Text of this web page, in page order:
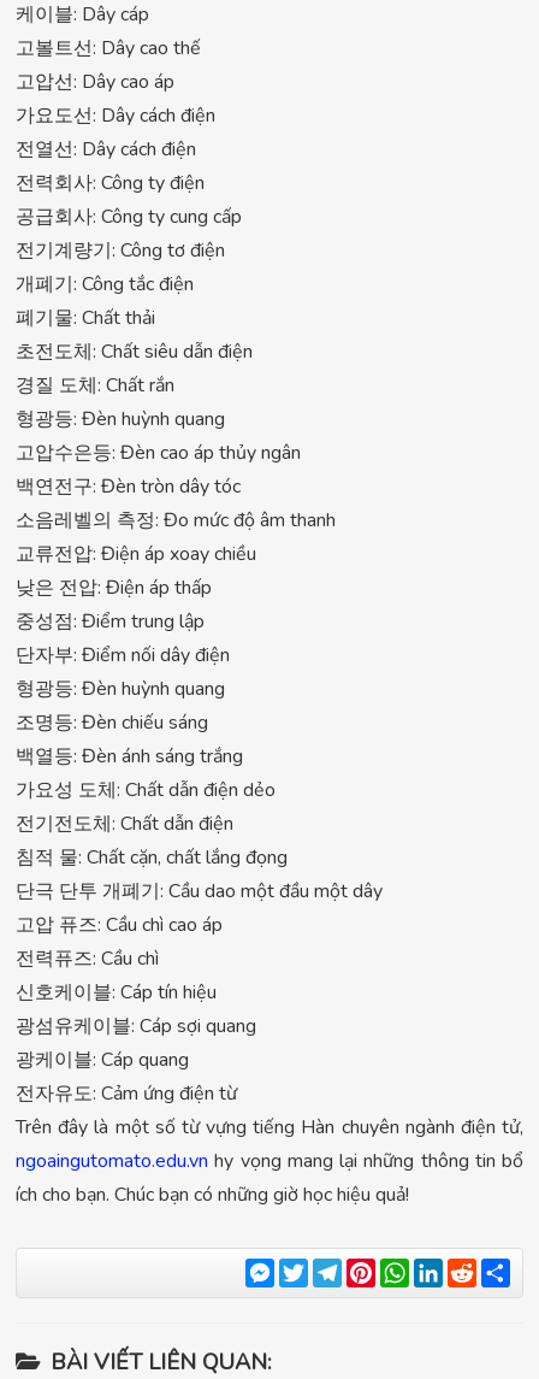
케이블: Dây cáp
고볼트선: Dây cao thế
고압선: Dây cao áp
가요도선: Dây cách điện
전열선: Dây cách điện
전력회사: Công ty điện
공급회사: Công ty cung cấp
전기계량기: Công tơ điện
개폐기: Công tắc điện
폐기물: Chất thải
초전도체: Chất siêu dẫn điện
경질 도체: Chất rắn
형광등: Đèn huỳnh quang
고압수은등: Đèn cao áp thủy ngân
백연전구: Đèn tròn dây tóc
소음레벨의 측정: Đo mức độ âm thanh
교류전압: Điện áp xoay chiều
낮은 전압: Điện áp thấp
중성점: Điểm trung lập
단자부: Điểm nối dây điện
형광등: Đèn huỳnh quang
조명등: Đèn chiếu sáng
백열등: Đèn ánh sáng trắng
가요성 도체: Chất dẫn điện dẻo
전기전도체: Chất dẫn điện
침적 물: Chất cặn, chất lắng đọng
단극 단투 개폐기: Cầu dao một đầu một dây
고압 퓨즈: Cầu chì cao áp
전력퓨즈: Cầu chì
신호케이블: Cáp tín hiệu
광섬유케이블: Cáp sợi quang
광케이블: Cáp quang
전자유도: Cảm ứng điện từ
Trên đây là một số từ vựng tiếng Hàn chuyên ngành điện tử,
ngoaingutomato.edu.vn hy vọng mang lại những thông tin bổ
ích cho bạn. Chúc bạn có những giờ học hiệu quả!
Messenger
TwitterTelegram
Pinterest
WhatsApp
LinkedIn
Reddit
BÀI VIẾT LIÊN QUAN: